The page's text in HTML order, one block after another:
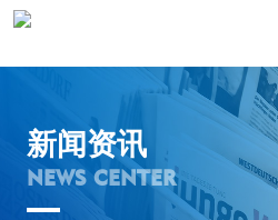
新闻资讯
NEWS CENTER